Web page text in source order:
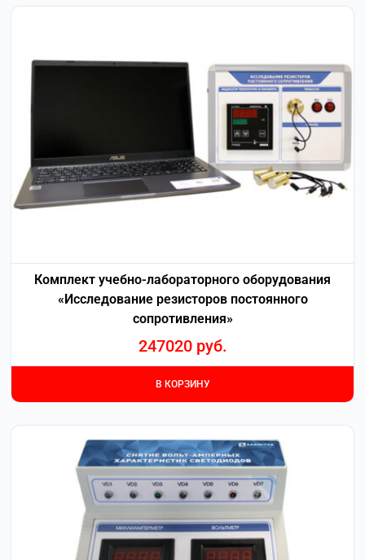
Комплект учебно-лабораторного оборудования
«Исследование резисторов постоянного
сопротивления»
247020 руб.
В КОРЗИНУ